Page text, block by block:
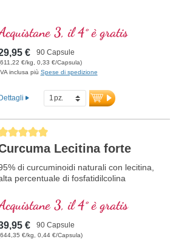
3, il 4° è gratis
€ 90 Capsule
€/kg, 0,33 €/Capsula)
inclusa più Spese di spedizione
Dettagli
rating of 5 out of 5 stars
Lecitina forte
di curcuminoidi naturali con lecitina,
percentuale di fosfatidilcolina
3, il 4° è gratis
€ 90 Capsule
€/kg, 0,44 €/Capsula)